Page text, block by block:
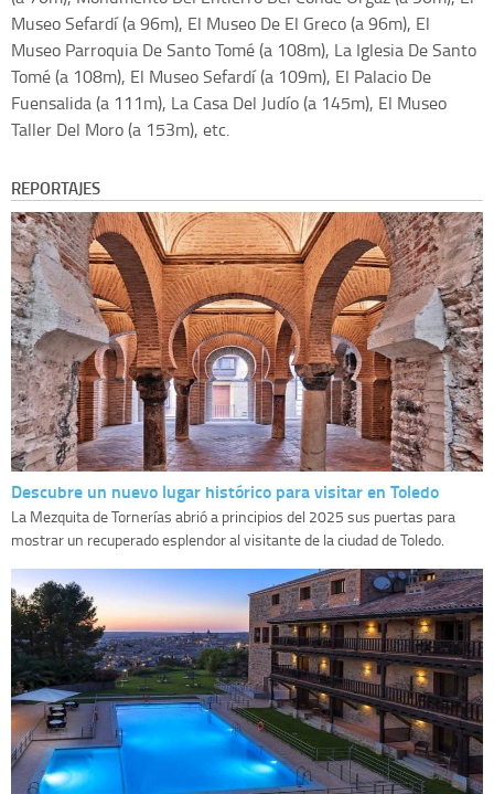
Museo Sefardí (a 96m), El Museo De El Greco (a 96m), El
Museo Parroquia De Santo Tomé (a 108m), La Iglesia De Santo
Tomé (a 108m), El Museo Sefardí (a 109m), El Palacio De
Fuensalida (a 111m), La Casa Del Judío (a 145m), El Museo
Taller Del Moro (a 153m), etc.
REPORTAJES
Descubre un nuevo lugar histórico para visitar en Toledo
La Mezquita de Tornerías abrió a principios del 2025 sus puertas para
mostrar un recuperado esplendor al visitante de la ciudad de Toledo.